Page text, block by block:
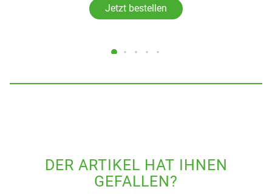
Jetzt bestellen
DER ARTIKEL HAT IHNEN
GEFALLEN?